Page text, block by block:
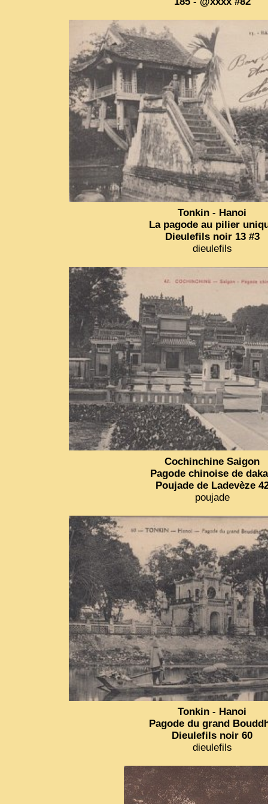
Tonkin - Hanoi
La pagode au pilier
Dieulefils noir 13 #3
dieulefils
Cochinchine Saigon
Pagode chinoise de
Poujade de Ladevèze
poujade
Tonkin - Hanoi
Pagode du grand
Dieulefils noir 60
dieulefils